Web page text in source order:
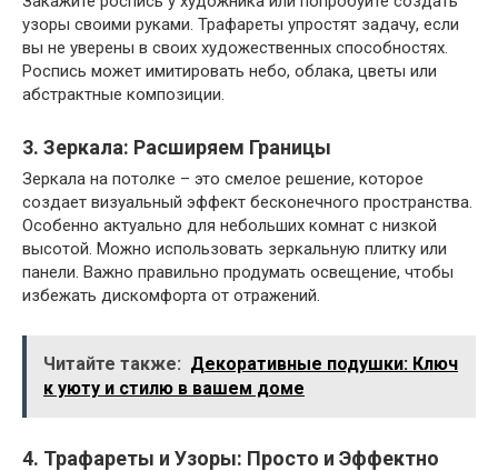
узоры своими руками. Трафареты упростят задачу, если
вы не уверены в своих художественных способностях.
Роспись может имитировать небо, облака, цветы или
абстрактные композиции.
3. Зеркала: Расширяем Границы
Зеркала на потолке – это смелое решение, которое
создает визуальный эффект бесконечного пространства.
Особенно актуально для небольших комнат с низкой
высотой. Можно использовать зеркальную плитку или
панели. Важно правильно продумать освещение, чтобы
избежать дискомфорта от отражений.
Читайте также: Декоративные подушки: Ключ
к уюту и стилю в вашем доме
4. Трафареты и Узоры: Просто и Эффектно